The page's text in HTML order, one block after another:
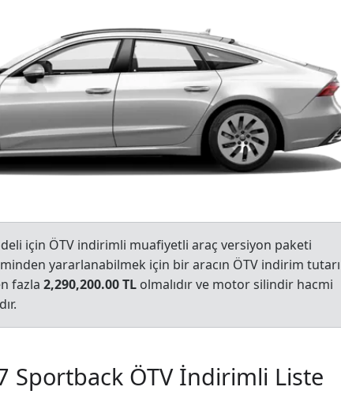
için ÖTV indirimli muafiyetli araç versiyon paketi
yararlanabilmek için bir aracın ÖTV indirim tutarı
fazla 2,290,200.00 TL olmalıdır ve motor silindir hacmi
Sportback ÖTV İndirimli Liste